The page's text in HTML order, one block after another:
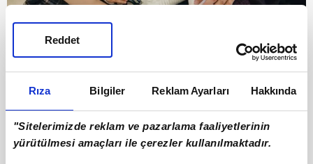
Rıza Bilgiler Reklam Ayarları Hakkında
"Sitelerimizde reklam ve pazarlama faaliyetlerinin
yürütülmesi amaçları ile çerezler kullanılmaktadır.
Reddet
Mutlu bir evlilik sürdüren Kemer, eşi ve
çocuklarıyla birlikte aile hayatını gözlerden
uzak şekilde yaşamaya devam ediyor.